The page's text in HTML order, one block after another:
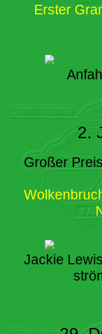
Erster
2.
Großer
Jackie